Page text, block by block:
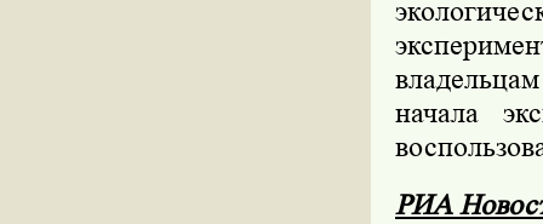
начала
РИА